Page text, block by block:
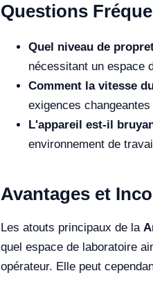
Questions
Quel niveau de
nécessitant un espace
Comment la vitesse
exigences
L'appareil est-il
environnement de
Avantages et
Les atouts principaux de la
quel espace de laboratoire
opérateur. Elle peut